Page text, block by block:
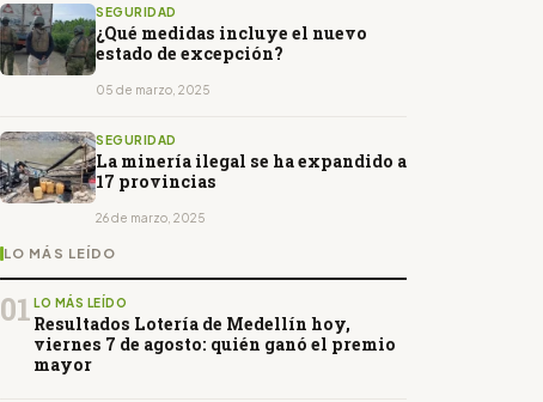
SEGURIDAD
¿Qué medidas incluye el nuevo
estado de excepción?
05 de marzo, 2025
SEGURIDAD
La minería ilegal se ha expandido a
17 provincias
26 de marzo, 2025
LO MÁS LEÍDO
01 LO MÁS LEÍDO
Resultados Lotería de Medellín hoy,
viernes 7 de agosto: quién ganó el premio
mayor